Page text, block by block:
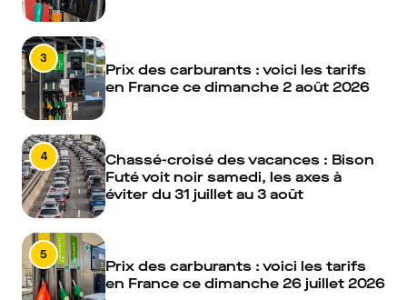
3
Prix des carburants : voici les tarifs
en France ce dimanche 2 août 2026
4
Chassé-croisé des vacances : Bison
Futé voit noir samedi, les axes à
éviter du 31 juillet au 3 août
5
Prix des carburants : voici les tarifs
en France ce dimanche 26 juillet 2026